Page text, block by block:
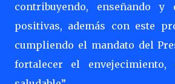
contribuyendo, enseñando y
positivas, además con este
cumpliendo el mandato del
fortalecer el